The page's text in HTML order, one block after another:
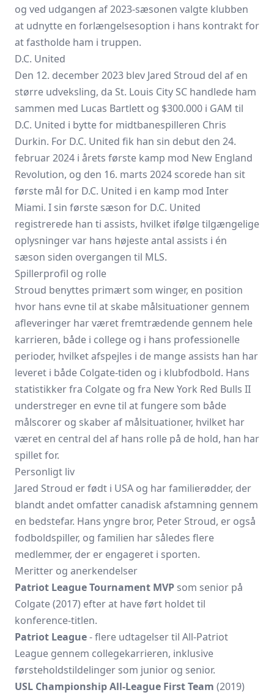
og ved udgangen af 2023-sæsonen valgte klubben
at udnytte en forlængelsesoption i hans kontrakt for
at fastholde ham i truppen.
D.C. United
Den 12. december 2023 blev Jared Stroud del af en
større udveksling, da St. Louis City SC handlede ham
sammen med Lucas Bartlett og $300.000 i GAM til
D.C. United i bytte for midtbanespilleren Chris
Durkin. For D.C. United fik han sin debut den 24.
februar 2024 i årets første kamp mod New England
Revolution, og den 16. marts 2024 scorede han sit
første mål for D.C. United i en kamp mod Inter
Miami. I sin første sæson for D.C. United
registrerede han ti assists, hvilket ifølge tilgængelige
oplysninger var hans højeste antal assists i én
sæson siden overgangen til MLS.
Spillerprofil og rolle
Stroud benyttes primært som winger, en position
hvor hans evne til at skabe målsituationer gennem
afleveringer har været fremtrædende gennem hele
karrieren, både i college og i hans professionelle
perioder, hvilket afspejles i de mange assists han har
leveret i både Colgate-tiden og i klubfodbold. Hans
statistikker fra Colgate og fra New York Red Bulls II
understreger en evne til at fungere som både
målscorer og skaber af målsituationer, hvilket har
været en central del af hans rolle på de hold, han har
spillet for.
Personligt liv
Jared Stroud er født i USA og har familierødder, der
blandt andet omfatter canadisk afstamning gennem
en bedstefar. Hans yngre bror, Peter Stroud, er også
fodboldspiller, og familien har således flere
medlemmer, der er engageret i sporten.
Meritter og anerkendelser
Patriot League Tournament MVP som senior på
Colgate (2017) efter at have ført holdet til
konference-titlen.
Patriot League- flere udtagelser til All-Patriot
League gennem collegekarrieren, inklusive
førsteholdstildelinger som junior og senior.
USL Championship All-League First Team (2019)